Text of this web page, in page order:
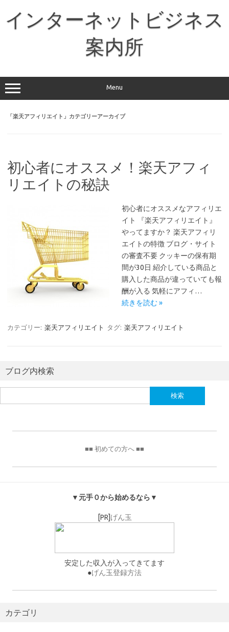
インターネットビジネス
案内所
Menu
「楽天アフィリエイト 」カテゴリーアーカイブ
初心者にオススメ！楽天アフィ
リエイトの秘訣
初心者にオススメなアフィリエ
イト 『楽天アフィリエイト』
やってますか？ 楽天アフィリ
エイトの特徴 ブログ・サイト
の審査不要 クッキーの保有期
間が30日 紹介している商品と
購入した商品が違っていても報
酬が入る 気軽にアフィ…
続きを読む »
カテゴリー: 楽天アフィリエイト タグ: 楽天アフィリエイト
ブログ内検索
索:
■■ 初めての方へ ■■
▼元手０から始めるなら▼
[PR]げん玉
安定した収入が入ってきてます
●げん玉登録方法
カテゴリ